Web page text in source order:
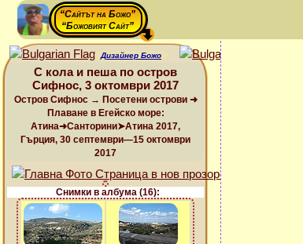
“Сайтът на Божо”
“Божовият Сайт”
Дизайнер Божо
С кола и пеша по остров
Сифнос, 3 октомври 2017
Остров Сифнос → Посетени острови ➜
Плаване в Егейско море:
Атина➜Санторини➤Атина 2017,
Гърция, 30 септември—15 октомври
2017
Снимки в албума (16):